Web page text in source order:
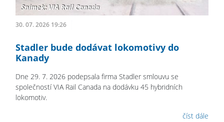
30. 07. 2026 19:26
Stadler bude dodávat lokomotivy do
Kanady
Dne 29. 7. 2026 podepsala firma Stadler smlouvu se
společností VIA Rail Canada na dodávku 45 hybridních
lokomotiv.
číst dále